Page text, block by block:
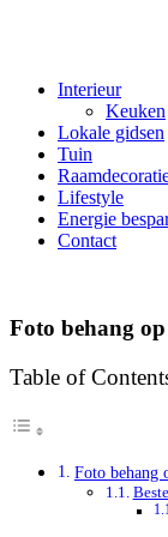
Interieur
Keuken
Lokale gidsen
Tuin
Lifestyle
Energie
Contact
Foto behang
Table of
Foto behang